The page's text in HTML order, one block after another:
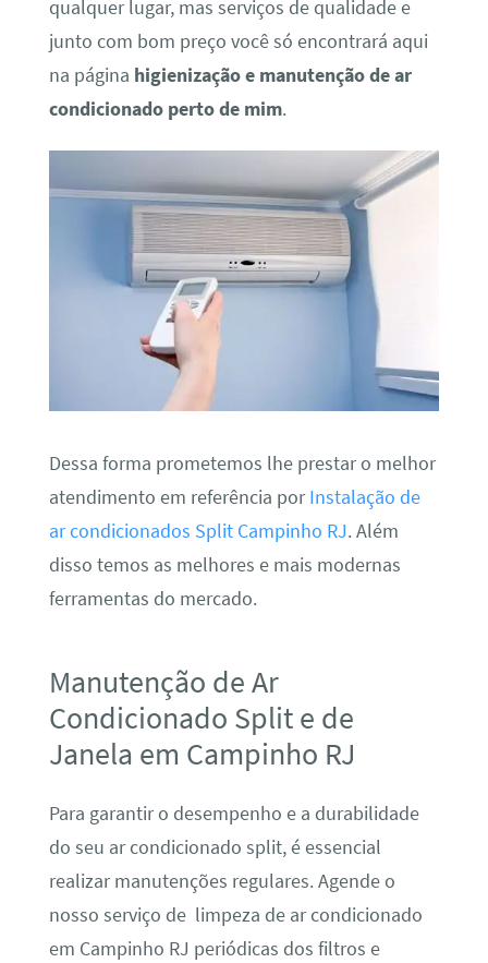
qualquer lugar, mas serviços de qualidade e
junto com bom preço você só encontrará aqui
na página higienização e manutenção de ar
condicionado perto de mim.
Dessa forma prometemos lhe prestar o melhor
atendimento em referência porInstalação de
ar condicionados Split Campinho RJ. Além
disso temos as melhores e mais modernas
ferramentas do mercado.
Manutenção de Ar
Condicionado Split e de
Janela em Campinho RJ
Para garantir o desempenho e a durabilidade
do seu ar condicionado split, é essencial
realizar manutenções regulares. Agende o
nosso serviço de limpeza de ar condicionado
em Campinho RJ periódicas dos filtros e